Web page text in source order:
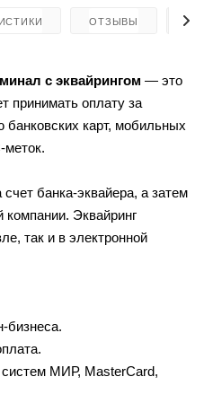
ОТЗЫВЫ
с эквайрингом — это
принимать оплату за
карт, мобильных
банка-эквайера, а затем
компании. Эквайринг
так и в электронной
бизнеса.
МИР, MasterCard,